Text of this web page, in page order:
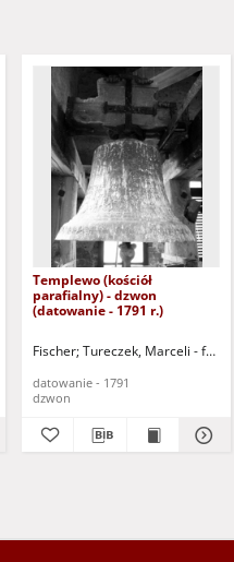
Templewo (kościół
parafialny) - dzwon
(datowanie - 1791 r.)
Fischer Tureczek, Marceli - fot.
datowanie - 1791
dzwon